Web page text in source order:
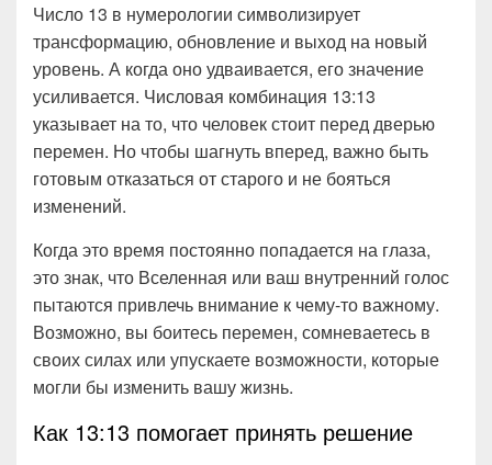
Число 13 в нумерологии символизирует
трансформацию, обновление и выход на новый
уровень. А когда оно удваивается, его значение
усиливается. Числовая комбинация 13:13
указывает на то, что человек стоит перед дверью
перемен. Но чтобы шагнуть вперед, важно быть
готовым отказаться от старого и не бояться
изменений.
Когда это время постоянно попадается на глаза,
это знак, что Вселенная или ваш внутренний голос
пытаются привлечь внимание к чему-то важному.
Возможно, вы боитесь перемен, сомневаетесь в
своих силах или упускаете возможности, которые
могли бы изменить вашу жизнь.
Как 13:13 помогает принять решение